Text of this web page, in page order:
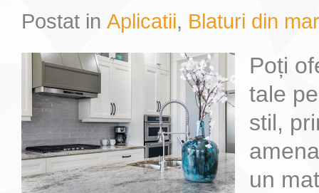
De ce sa alegem marmura si nu granitul
Cum sa alegi piatra naturala potrivita pentru locuinta ta
Postat in Aplicatii, Blaturi din
Poți
tale
stil,
un